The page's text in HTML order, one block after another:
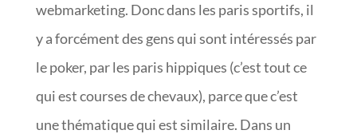
webmarketing. Donc dans les paris sportifs, il
y a forcément des gens qui sont intéressés par
le poker, par les paris hippiques (c’est tout ce
qui est courses de chevaux), parce que c’est
une thématique qui est similaire. Dans un